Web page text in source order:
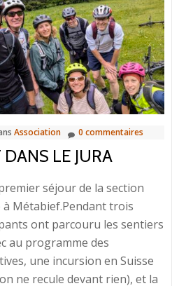
Association 0 commentaires
DANS LE JURA
séjour de la section
à Métabief.Pendant trois
ont parcouru les sentiers
au programme des
une incursion en Suisse
ne recule devant rien), et la